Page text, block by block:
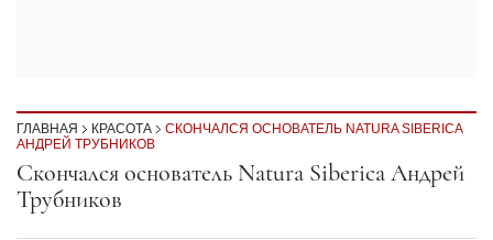
ГЛАВНАЯ КРАСОТА
СКОНЧАЛСЯ ОСНОВАТЕЛЬ NATURA SIBERICA
АНДРЕЙ ТРУБНИКОВ
Секция статей
Скончался основатель Natura Siberica Андрей
Трубников